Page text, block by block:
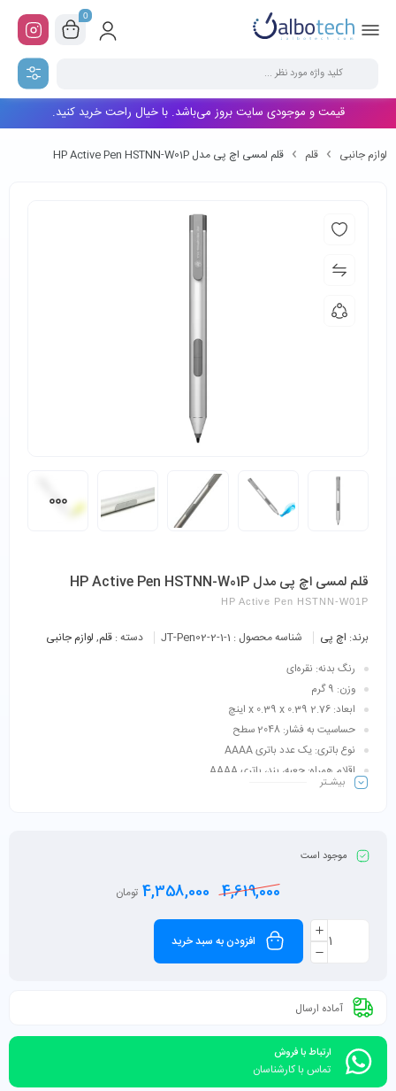
0
قیمت و موجودی سایت بروز می‌باشد. با خیال راحت خرید کنید.
لوازم جانبی قلم قلم لمسی اچ پی مدل HP Active Pen HSTNN-W01P
قلم لمسی اچ پی مدل HP Active Pen HSTNN-W01P
HP Active Pen HSTNN-W01P
برند: اچ پی شناسه محصول : JT-Pen02-2-1-1 دسته : قلم, لوازم جانبی
رنگ بدنه: نقره‌ای
وزن: 9 گرم
ابعاد: 2.76 x 0.39 x 0.39 اینچ
حساسیت به فشار: 2048 سطح
نوع باتری: یک عدد باتری AAAA
اقلام همراه: جعبه، بند، باتری AAAA
اورجینال
بیشـتر
موجود است
4,619,000
4,358,000 تومان
افزودن به سبد خرید
آماده ارسال
ارتباط با فروش
تماس با کارشناسان